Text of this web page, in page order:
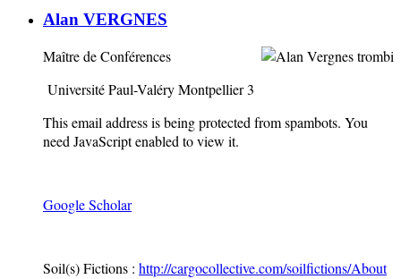
Alan VERGNES
Maître de Conférences
Université Paul-Valéry Montpellier 3
This email address is being protected from spambots. You
need JavaScript enabled to view it.
Google Scholar
Soil(s) Fictions : http://cargocollective.com/soilfictions/About